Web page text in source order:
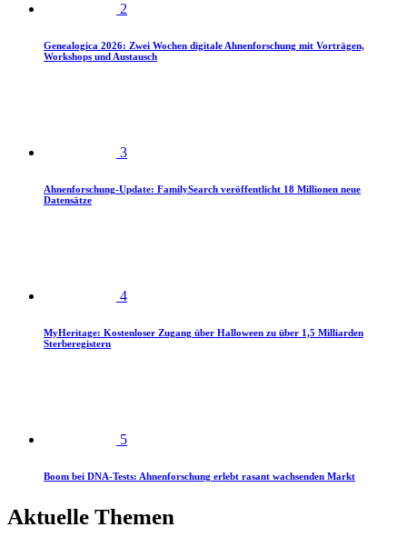
2
Genealogica 2026: Zwei Wochen digitale Ahnenforschung mit Vorträgen,
Workshops und Austausch
3
Ahnenforschung-Update: FamilySearch veröffentlicht 18 Millionen neue
Datensätze
4
MyHeritage: Kostenloser Zugang über Halloween zu über 1,5 Milliarden
Sterberegistern
5
Boom bei DNA-Tests: Ahnenforschung erlebt rasant wachsenden Markt
Aktuelle Themen